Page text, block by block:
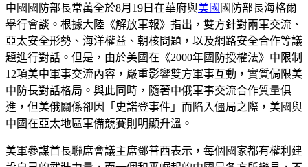
中國國防部長常萬全於8月19日在華府與美國 國防部長海格爾
舉行會談。根據大陸《解放軍報》指出，雙方針對兩軍交流、
亞太安全形勢、海洋權益、朝核問題，以及網路安全合作等議
題進行對話。但是，由於美國在《2000年國防授權法》中限制
12項美中軍事交流內容，嚴重影響雙方軍事互動，實質侷限美
中防長對話格局。與此同時，隨著中俄軍事交流合作質量俱
進，但美俄關係卻因「史諾登事件」而陷入僵局之際，美國與
中國在亞太地區軍備競賽則明顯升溫。
美軍參謀首長聯席會議主席鄧普西表示，每個國家都有權利建